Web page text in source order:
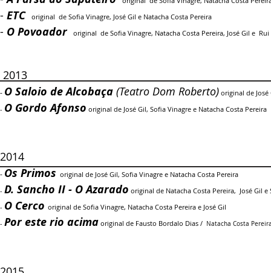
- ETC original de Sofia Vinagre, José Gil e Natacha Costa Pereira
- O Povoador original de Sofia Vinagre, Natacha Costa Pereira, José Gil e Rui
2013
- O Saloio de Alcobaça (Teatro Dom Roberto) original de José
- O Gordo Afonso original de José Gil, Sofia Vinagre e Natacha Costa Pereira
2014
- Os Primos original de José Gil, Sofia Vinagre e Natacha Costa Pereira
- D. Sancho II - O Azarado original de Natacha Costa Pereira, José Gil
- O Cerco original de Sofia Vinagre, Natacha Costa Pereira e José Gil
- Por este rio acima original de Fausto Bordalo Dias / Natacha Costa